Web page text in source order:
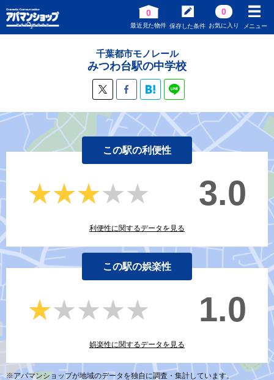
0
最近見た物件 保存した条件
0
お気に入り メニュー
千葉都市モノレール
みつわ台駅の中学校
この駅の利便性
★★★★★
★★★★★ 3.0
利便性に関するデータを見る
この駅の娯楽性
★★★★★
★★★★★ 1.0
娯楽性に関するデータを見る
※アパマンショップが地域のデータを独自に調査・集計しています。